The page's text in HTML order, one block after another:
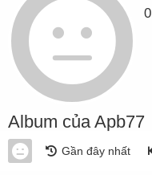
0
Album của Apb77
Gần đây nhất